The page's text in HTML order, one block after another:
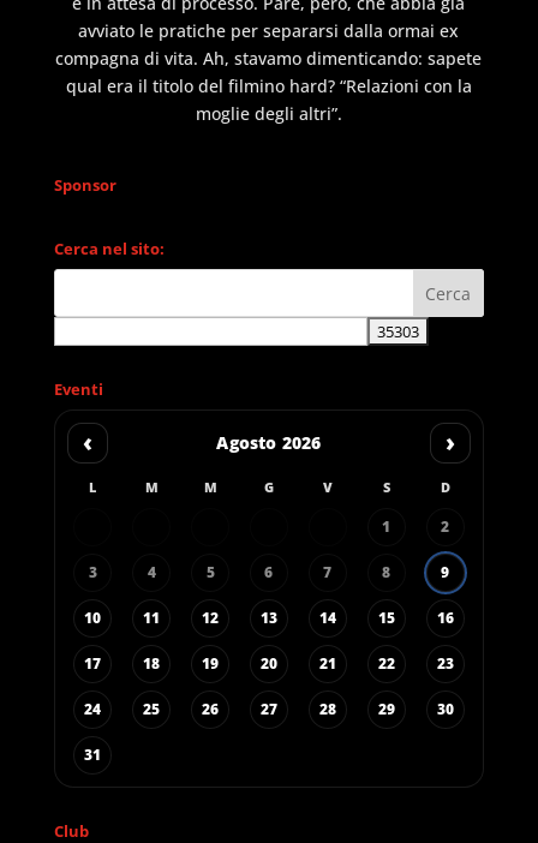
avviato le pratiche per separarsi dalla ormai ex
compagna di vita. Ah, stavamo dimenticando: sapete
qual era il titolo del filmino hard? “Relazioni con la
moglie degli altri”.
Sponsor
Cerca nel sito:
Eventi
‹ Agosto 2026 ›
L M M G V S D
1 2
3 4 5 6 7 8 9
10 11 12 13 14 15 16
17 18 19 20 21 22 23
24 25 26 27 28 29 30
31
Club